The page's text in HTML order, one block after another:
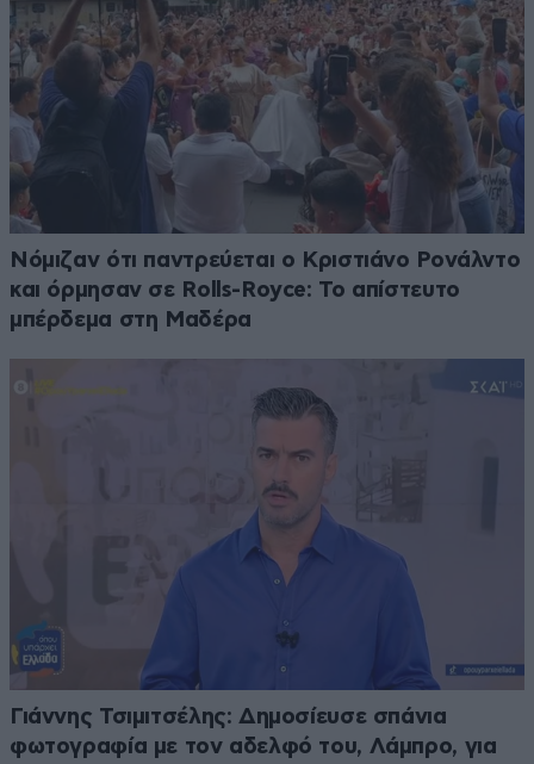
Νόμιζαν ότι παντρεύεται ο Κριστιάνο Ρονάλντο
και όρμησαν σε Rolls-Royce: Το απίστευτο
μπέρδεμα στη Μαδέρα
Γιάννης Τσιμιτσέλης: Δημοσίευσε σπάνια
φωτογραφία με τον αδελφό του, Λάμπρο, για